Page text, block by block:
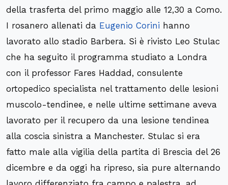
della trasferta del primo maggio alle 12,30 a Como.
I rosanero allenati da Eugenio Corini hanno
lavorato allo stadio Barbera. Si è rivisto Leo Stulac
che ha seguito il programma studiato a Londra
con il professor Fares Haddad, consulente
ortopedico specialista nel trattamento delle lesioni
muscolo-tendinee, e nelle ultime settimane aveva
lavorato per il recupero da una lesione tendinea
alla coscia sinistra a Manchester. Stulac si era
fatto male alla vigilia della partita di Brescia del 26
dicembre e da oggi ha ripreso, sia pure alternando